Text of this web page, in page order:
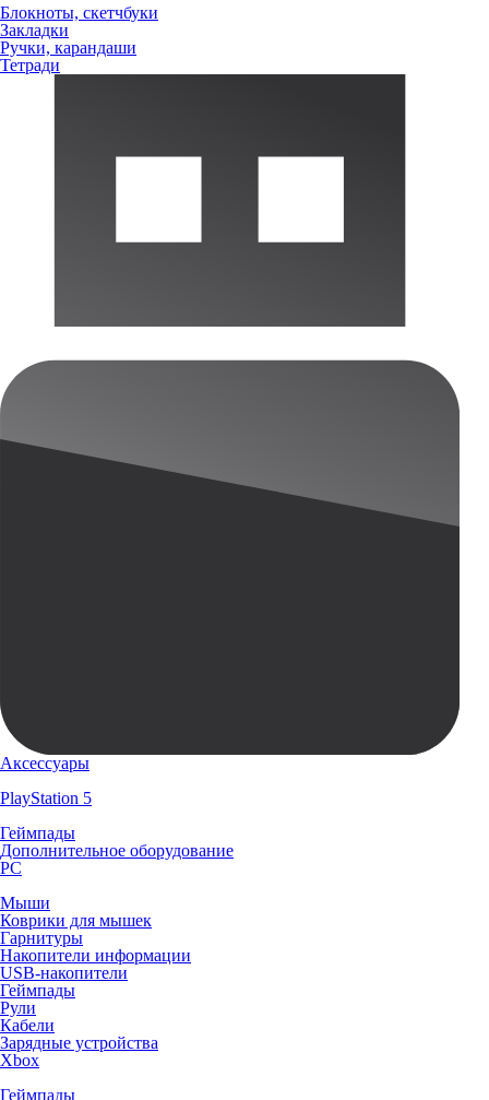
Блокноты, скетчбуки
Закладки
Ручки, карандаши
Тетради
Аксессуары
PlayStation 5
Геймпады
Дополнительное оборудование
PC
Мыши
Коврики для мышек
Гарнитуры
Накопители информации
USB-накопители
Геймпады
Рули
Кабели
Зарядные устройства
Xbox
Геймпады